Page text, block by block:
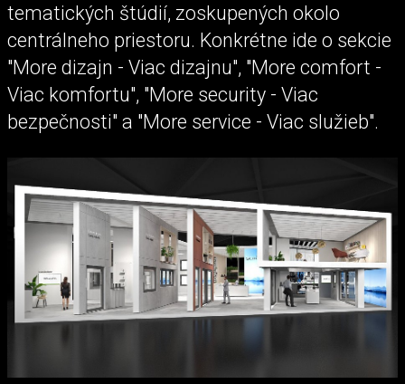
tematických štúdií, zoskupených okolo
centrálneho priestoru. Konkrétne ide o sekcie
"More dizajn - Viac dizajnu", "More comfort -
Viac komfortu", "More security - Viac
bezpečnosti" a "More service - Viac služieb".